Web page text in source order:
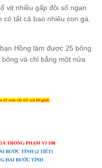
vịt nhiều gấp đôi số ngan
tất cả bao nhiêu con gà,
Hồng làm được 25 bông
và chỉ bằng một nửa